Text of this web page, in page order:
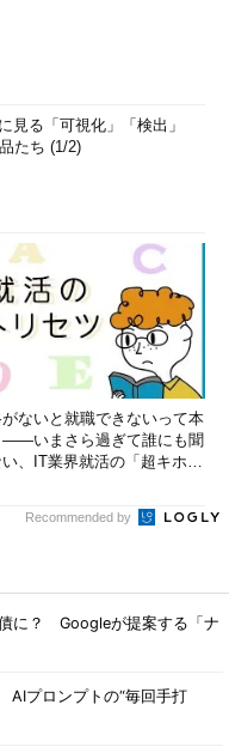
見る「可視化」「検出」
たち (1/2)
がないと就職できないって本
――いまさら過ぎて誰にも聞
い、IT業界就活の「超キホ
Recommended by
に？ Googleが提案する「ナ
プロンプトの“毎回手打